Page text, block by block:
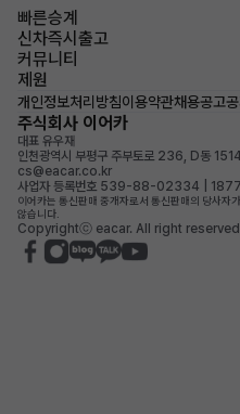
빠른승계
신차즉시출고
커뮤니티
제원
개인정보처리방침이용약관채용공고
주식회사 이어카
대표 유우재
인천광역시 부평구 주부토로 236, D동
cs@eacar.co.kr
사업자 등록번호 539-88-02334 |
이어카는 통신판매 중개자로서 통신판매의 당사자
않습니다.
Copyrightⓒ eacar. All right